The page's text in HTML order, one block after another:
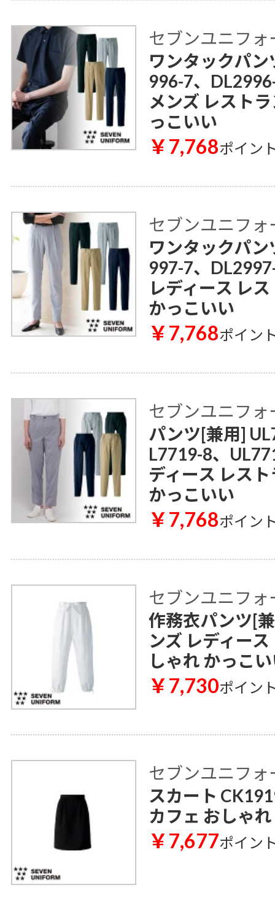
セブンユニフォ
ワンタックパ
996-7、
メンズ レスト
っこいい
￥7,768ポイン
セブンユニフォ
ワンタックパ
997-7、
レディース レ
かっこいい
￥7,768ポイン
セブンユニフォ
パンツ[兼用]
L7719-8、
ディース レス
かっこいい
￥7,768ポイン
セブンユニフォ
作務衣パンツ[
ンズ レディー
しゃれ かっこ
￥7,730ポイン
セブンユニフォ
スカート
カフェ おしゃ
￥7,677ポイン